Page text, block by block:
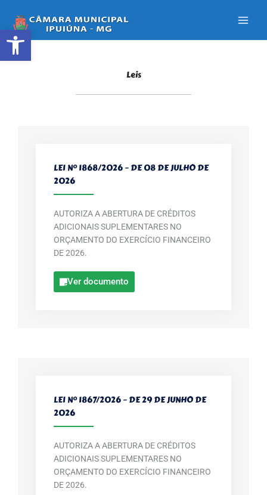
Abrir a barra de ferramentas
para
o
conteúdo
Leis
LEI Nº 1868/2026 – DE 08 DE JULHO DE
2026
AUTORIZA A ABERTURA DE CRÉDITOS
ADICIONAIS SUPLEMENTARES NO
ORÇAMENTO DO EXERCÍCIO FINANCEIRO
DE 2026.
Ver documento
LEI Nº 1867/2026 – DE 29 DE JUNHO DE
2026
AUTORIZA A ABERTURA DE CRÉDITOS
ADICIONAIS SUPLEMENTARES NO
ORÇAMENTO DO EXERCÍCIO FINANCEIRO
DE 2026.